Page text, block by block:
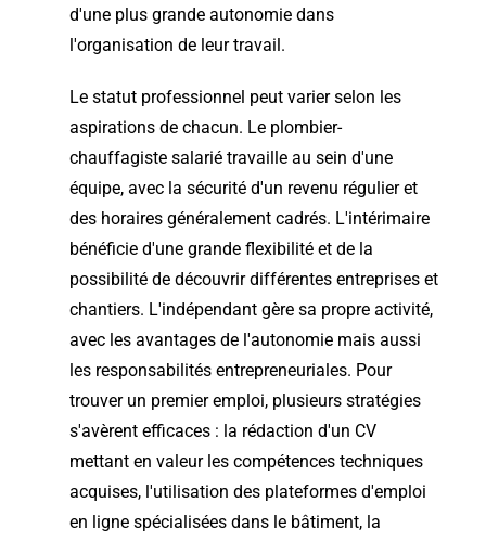
d'une plus grande autonomie dans
l'organisation de leur travail.
Le statut professionnel peut varier selon les
aspirations de chacun. Le plombier-
chauffagiste salarié travaille au sein d'une
équipe, avec la sécurité d'un revenu régulier et
des horaires généralement cadrés. L'intérimaire
bénéficie d'une grande flexibilité et de la
possibilité de découvrir différentes entreprises et
chantiers. L'indépendant gère sa propre activité,
avec les avantages de l'autonomie mais aussi
les responsabilités entrepreneuriales. Pour
trouver un premier emploi, plusieurs stratégies
s'avèrent efficaces : la rédaction d'un CV
mettant en valeur les compétences techniques
acquises, l'utilisation des plateformes d'emploi
en ligne spécialisées dans le bâtiment, la